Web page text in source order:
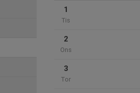
1
Tis
2
Ons
3
Tor